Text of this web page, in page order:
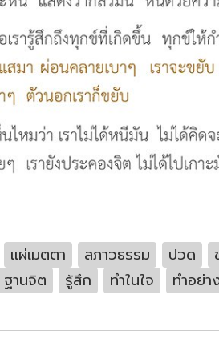
แผ่เมตตา สภาวธรรม ปวด
ฐานจิต รู้สึก ทำในใจ ทำอย่า